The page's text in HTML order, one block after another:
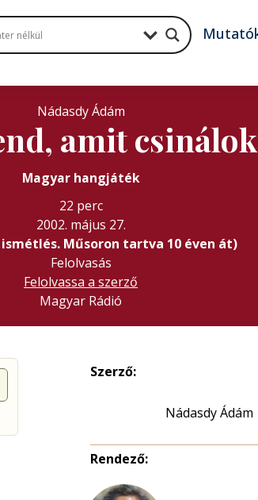
Nádasdy Ádám
amit csinálok
Magyar hangjáték
22 perc
2002. május 27.
ismétlés. Műsoron tartva 10 éven át)
Felolvasás
Felolvassa a szerző
Magyar Rádió
Szerző:
Nádasdy Ádám
Rendező: